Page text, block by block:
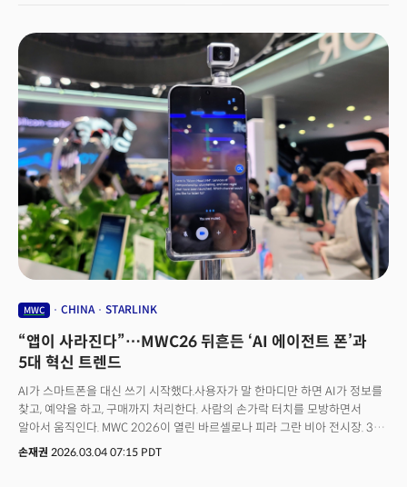
year, the AI has begun to move its fingers directly. Smartphones were
no longer 'devices that run apps' but 'platforms where AI agents
work'.The axis of smartphone competition is changing. Rather than
'what app to run', 'how much work AI can do for you' has become
the new standard. In the midst of the duopoly structure between
Apple and Samsung, the MWC 2026 exhibition hall was filled with
innovative products that declared the redefinition of mobile devices.
We have summarized the five key trends identified in the field,
including gimbal camera phones that follow subjects like robots,
foldables that can float in water, modular laptops that change ports,
and satellite communication (Starlink Mobile).👉 Samsung and Apple
don't have it... China's three innovation engines seen at MWC
MWC CHINA STARLINK
“앱이 사라진다”…MWC26 뒤흔든 ‘AI 에이전트 폰’과
5대 혁신 트렌드
AI가 스마트폰을 대신 쓰기 시작했다.사용자가 말 한마디만 하면 AI가 정보를
찾고, 예약을 하고, 구매까지 처리한다. 사람의 손가락 터치를 모방하면서
알아서 움직인다. MWC 2026이 열린 바르셀로나 피라 그란 비아 전시장. 3월
2일 개막과 함께 현장에 들어서는 순간, 올해의 화두는 단 하나였다. AI
손재권 2026.03.04 07:15 PDT